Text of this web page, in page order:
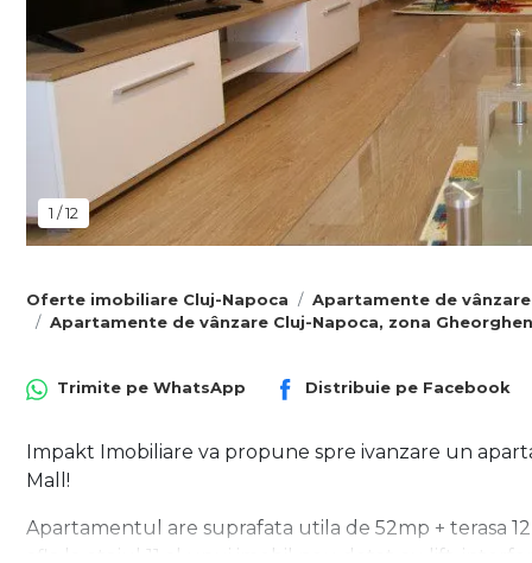
1 /12
Oferte imobiliare Cluj-Napoca
Apartamente de
Apartamente de vânzare Cluj-Napoca, zona
Trimite pe WhatsApp Distribuie pe Facebook
Impakt Imobiliare va propune spre ivanzare un
Mall!
Apartamentul are suprafata utila de 52mp + terasa
afla la etajul 11 al unui imobil nou dotat cu lift,